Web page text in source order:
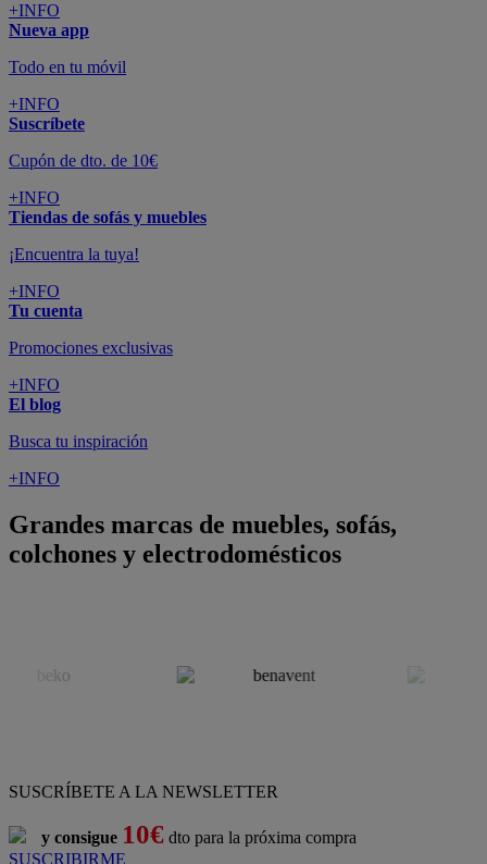
+INFO
Nueva app
Todo en tu móvil
+INFO
Suscríbete
Cupón de dto. de 10€
+INFO
Tiendas de sofás y muebles
¡Encuentra la tuya!
+INFO
Tu cuenta
Promociones exclusivas
+INFO
El blog
Busca tu inspiración
+INFO
Grandes marcas de muebles, sofás,
colchones y electrodomésticos
SUSCRÍBETE A LA NEWSLETTER
y consigue 10€ dto para la próxima compra
SUSCRIBIRME